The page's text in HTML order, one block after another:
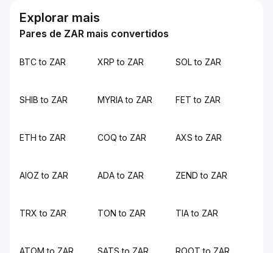
Explorar mais
Pares de ZAR mais convertidos
BTC to ZAR XRP to ZAR SOL to ZAR
SHIB to ZAR MYRIA to ZAR FET to ZAR
ETH to ZAR COQ to ZAR AXS to ZAR
AIOZ to ZAR ADA to ZAR ZEND to ZAR
TRX to ZAR TON to ZAR TIA to ZAR
ATOM to ZAR SATS to ZAR ROOT to ZAR